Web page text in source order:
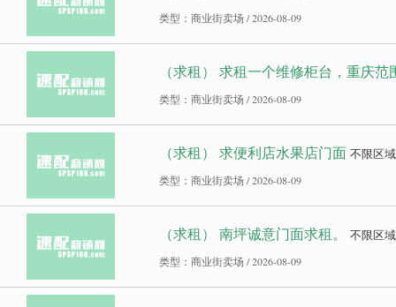
类型：商业街卖场 / 2026-08-09
（求租） 求租一个维修柜台，重庆范
类型：商业街卖场 / 2026-08-09
（求租） 求便利店水果店门面 不限区域
类型：商业街卖场 / 2026-08-09
（求租） 南坪诚意门面求租。 不限区域
类型：商业街卖场 / 2026-08-09